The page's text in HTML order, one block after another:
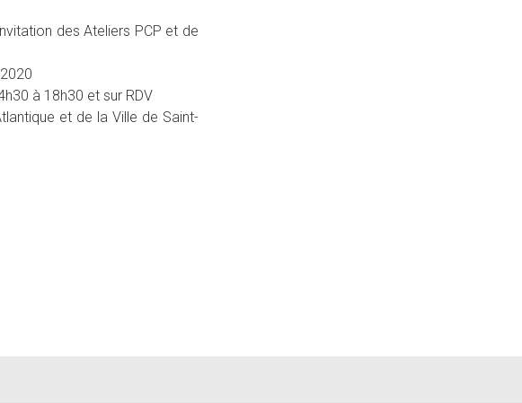
des Ateliers PCP et de
à 18h30 et sur RDV
et de la Ville de Saint-